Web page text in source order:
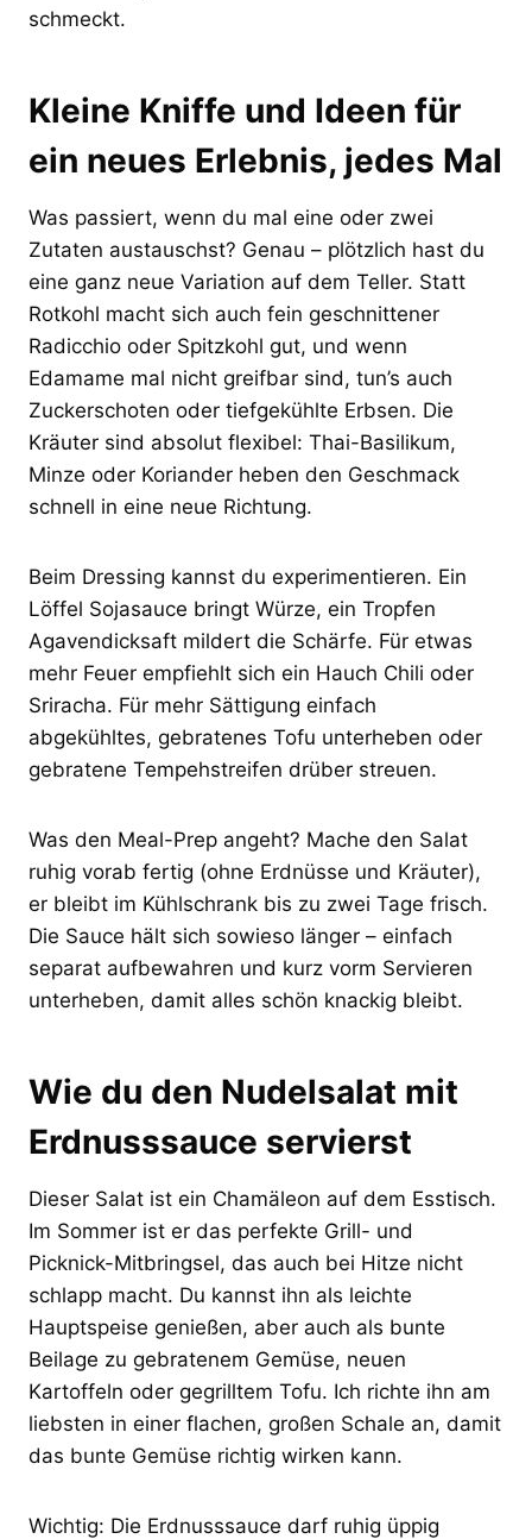
schmeckt.
Kleine Kniffe und Ideen für
ein neues Erlebnis, jedes Mal
Was passiert, wenn du mal eine oder zwei
Zutaten austauschst? Genau – plötzlich hast du
eine ganz neue Variation auf dem Teller. Statt
Rotkohl macht sich auch fein geschnittener
Radicchio oder Spitzkohl gut, und wenn
Edamame mal nicht greifbar sind, tun’s auch
Zuckerschoten oder tiefgekühlte Erbsen. Die
Kräuter sind absolut flexibel: Thai-Basilikum,
Minze oder Koriander heben den Geschmack
schnell in eine neue Richtung.
Beim Dressing kannst du experimentieren. Ein
Löffel Sojasauce bringt Würze, ein Tropfen
Agavendicksaft mildert die Schärfe. Für etwas
mehr Feuer empfiehlt sich ein Hauch Chili oder
Sriracha. Für mehr Sättigung einfach
abgekühltes, gebratenes Tofu unterheben oder
gebratene Tempehstreifen drüber streuen.
Was den Meal-Prep angeht? Mache den Salat
ruhig vorab fertig (ohne Erdnüsse und Kräuter),
er bleibt im Kühlschrank bis zu zwei Tage frisch.
Die Sauce hält sich sowieso länger – einfach
separat aufbewahren und kurz vorm Servieren
unterheben, damit alles schön knackig bleibt.
Wie du den Nudelsalat mit
Erdnusssauce servierst
Dieser Salat ist ein Chamäleon auf dem Esstisch.
Im Sommer ist er das perfekte Grill- und
Picknick-Mitbringsel, das auch bei Hitze nicht
schlapp macht. Du kannst ihn als leichte
Hauptspeise genießen, aber auch als bunte
Beilage zu gebratenem Gemüse, neuen
Kartoffeln oder gegrilltem Tofu. Ich richte ihn am
liebsten in einer flachen, großen Schale an, damit
das bunte Gemüse richtig wirken kann.
Wichtig: Die Erdnusssauce darf ruhig üppig